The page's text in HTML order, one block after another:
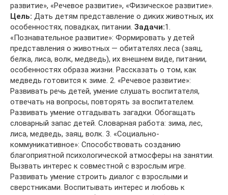
развитие», «Речевое развитие», «Физическое развитие».
Цель: Дать детям представление о диких животных, их
особенностях, повадках, питании. Задачи:1.
«Познавательное развитие»: Формировать у детей
представления о животных — обитателях леса (заяц,
белка, лиса, волк, медведь), их внешнем виде, питании,
особенностях образа жизни. Рассказать о том, как
медведь готовится к зиме. 2. «Речевое развитие»:
Развивать речь детей, умение слушать воспитателя,
отвечать на вопросы, повторять за воспитателем.
Развивать умение отгадывать загадки. Обогащать
словарный запас детей. Словарная работа: зима, лес,
лиса, медведь, заяц, волк. 3. «Социально-
коммуникативное»: Способствовать созданию
благоприятной психологической атмосферы на занятии.
Вызвать интерес к совместной с взрослым игре.
Развивать умение строить диалог с взрослыми и
сверстниками. Воспитывать интерес и любовь к